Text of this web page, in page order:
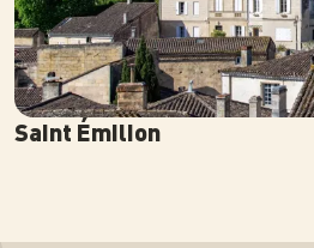
Saint Émilion